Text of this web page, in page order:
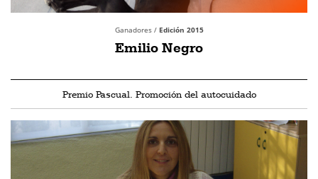
Ganadores / Edición 2015
Emilio Negro
Premio Pascual. Promoción del autocuidado